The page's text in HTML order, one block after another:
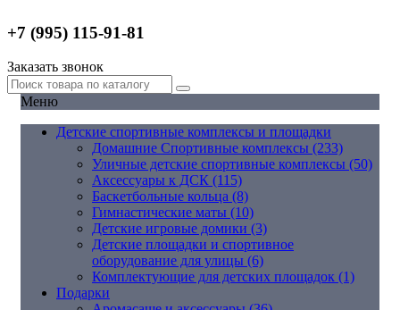
+7 (995) 115-91-81
Заказать звонок
Меню
Детские спортивные комплексы и площадки
Домашние Спортивные комплексы (233)
Уличные детские спортивные комплексы (50)
Аксессуары к ДСК (115)
Баскетбольные кольца (8)
Гимнастические маты (10)
Детские игровые домики (3)
Детские площадки и спортивное
оборудование для улицы (6)
Комплектующие для детских площадок (1)
Подарки